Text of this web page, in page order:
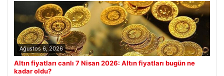
Ağustos 6, 2026
Altın fiyatları canlı 7 Nisan 2026: Altın fiyatları bugün ne
kadar oldu?